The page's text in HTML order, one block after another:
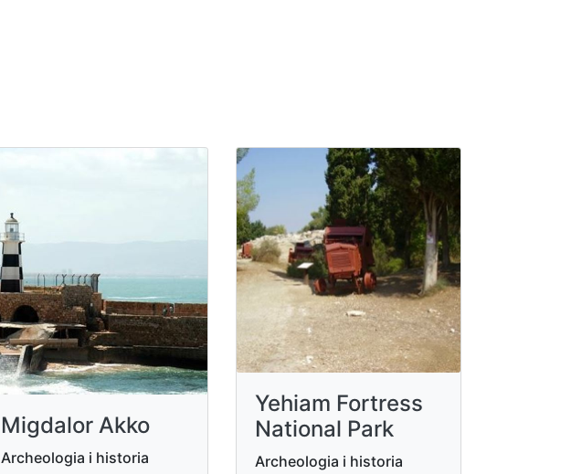
Migdalor Akko
Archeologia i historia
Yehiam Fortress
National Park
Archeologia i historia